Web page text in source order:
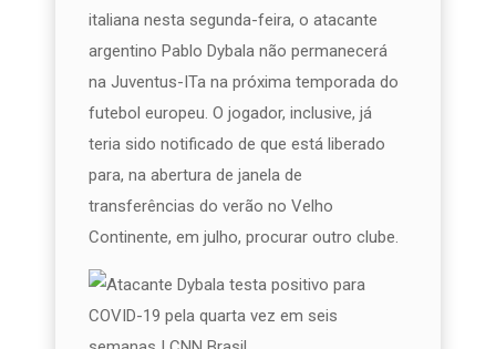
italiana nesta segunda-feira, o atacante
argentino Pablo Dybala não permanecerá
na Juventus-ITa na próxima temporada do
futebol europeu. O jogador, inclusive, já
teria sido notificado de que está liberado
para, na abertura de janela de
transferências do verão no Velho
Continente, em julho, procurar outro clube.